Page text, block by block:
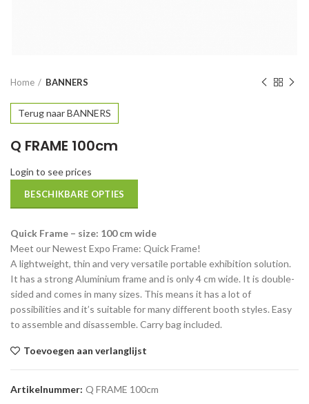
Home BANNERS
Terug naar BANNERS
Q FRAME 100cm
Login to see prices
BESCHIKBARE OPTIES
Quick Frame – size: 100 cm wide
Meet our Newest Expo Frame: Quick Frame!
A lightweight, thin and very versatile portable exhibition solution.
It has a strong Aluminium frame and is only 4 cm wide. It is double-
sided and comes in many sizes. This means it has a lot of
possibilities and it’s suitable for many different booth styles. Easy
to assemble and disassemble. Carry bag included.
Toevoegen aan verlanglijst
Artikelnummer: Q FRAME 100cm